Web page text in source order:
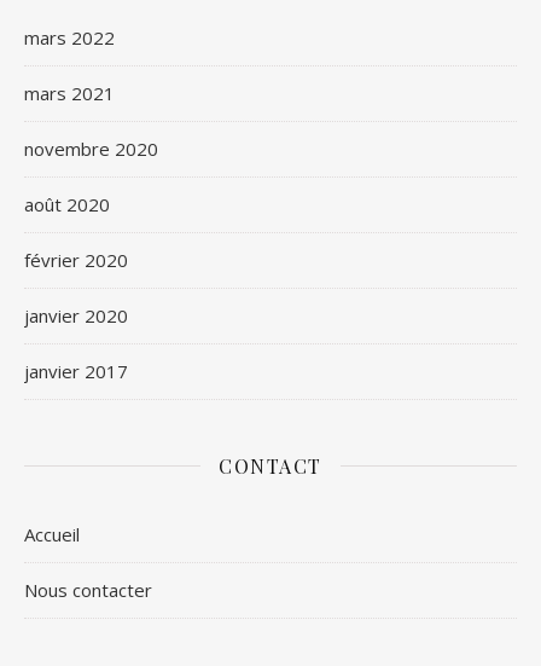
mars 2022
mars 2021
novembre 2020
août 2020
février 2020
janvier 2020
janvier 2017
CONTACT
Accueil
Nous contacter